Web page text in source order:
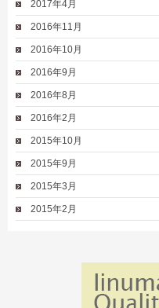
2017年4月
2016年11月
2016年10月
2016年9月
2016年8月
2016年2月
2015年10月
2015年9月
2015年3月
2015年2月